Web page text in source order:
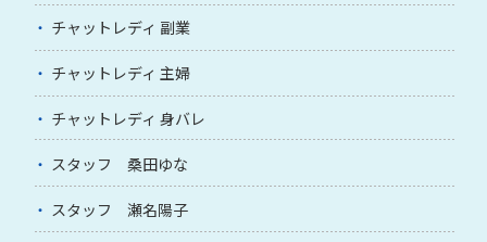
チャットレディ 副業
チャットレディ 主婦
チャットレディ 身バレ
スタッフ 桑田ゆな
スタッフ 瀬名陽子